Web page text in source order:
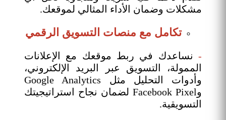
مشكلات وضمان الأداء المثالي لموقعك.
تكامل مع منصات التسويق الرقمي
- نساعدك في ربط موقعك مع الإعلانات
الممولة، التسويق عبر البريد الإلكتروني،
وأدوات التحليل مثل Google Analytics
وFacebook Pixel لضمان نجاح استراتيجيتك
التسويقية.